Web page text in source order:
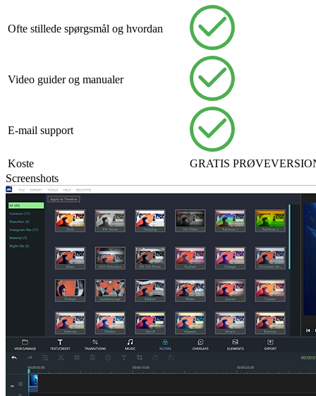
Ofte stillede spørgsmål og hvordan
Video guider og manualer
E-mail support
Koste
GRATIS
Screenshots